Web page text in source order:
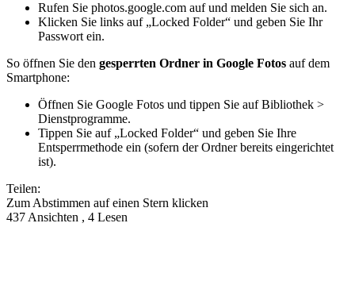
Rufen Sie photos.google.com auf und melden Sie sich an.
Klicken Sie links auf „Locked Folder“ und geben Sie Ihr
Passwort ein.
So öffnen Sie den gesperrten Ordner in Google Fotos auf dem
Smartphone:
Öffnen Sie Google Fotos und tippen Sie auf Bibliothek >
Dienstprogramme.
Tippen Sie auf „Locked Folder“ und geben Sie Ihre
Entsperrmethode ein (sofern der Ordner bereits eingerichtet
ist).
Teilen:
Zum Abstimmen auf einen Stern klicken
437 Ansichten , 4 Lesen